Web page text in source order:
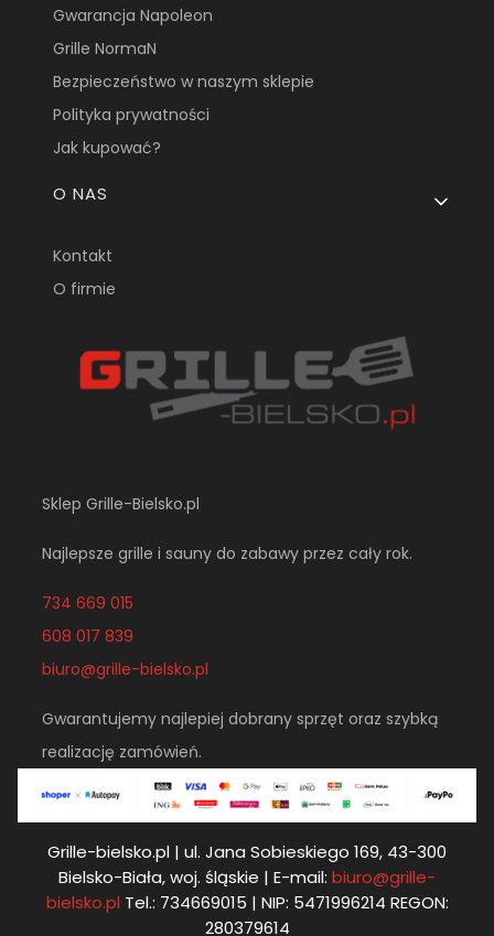
Gwarancja Napoleon
Grille NormaN
Bezpieczeństwo w naszym sklepie
Polityka prywatności
Jak kupować?
O NAS
Kontakt
O firmie
Sklep Grille-Bielsko.pl
Najlepsze grille i sauny do zabawy przez cały rok.
734 669 015
608 017 839
biuro@grille-bielsko.pl
Gwarantujemy najlepiej dobrany sprzęt oraz szybką
realizację zamówień.
Grille-bielsko.pl | ul. Jana Sobieskiego 169, 43-300
Bielsko-Biała, woj. śląskie | E-mail: biuro@grille-
bielsko.pl Tel.: 734669015 | NIP: 5471996214 REGON:
280379614